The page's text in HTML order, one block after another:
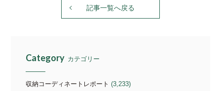
記事一覧へ戻る
Category カテゴリー
収納コーディネートレポート (3,233)